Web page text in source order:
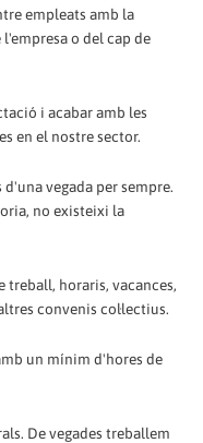
empleats amb la
o del cap de
i acabar amb les
en el nostre sector.
vegada per sempre.
no existeixi la
horaris, vacances,
convenis col·lectius.
un mínim d'hores de
De vegades treballem